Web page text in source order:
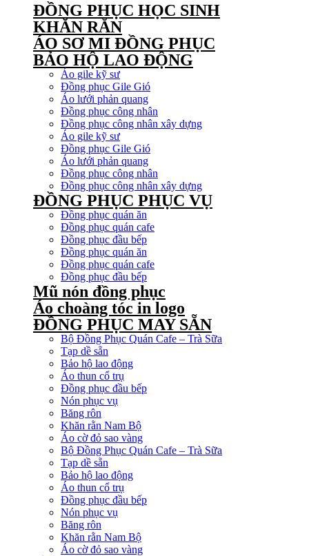
ĐỒNG PHỤC HỌC SINH
KHĂN RẰN
ÁO SƠ MI ĐỒNG PHỤC
BẢO HỘ LAO ĐỘNG
Áo gile kỹ sư
Đồng phục Gile Gió
Áo lưới phản quang
Đồng phục công nhân
Đồng phục công nhân xây dựng
Áo gile kỹ sư
Đồng phục Gile Gió
Áo lưới phản quang
Đồng phục công nhân
Đồng phục công nhân xây dựng
ĐỒNG PHỤC PHỤC VỤ
Đồng phục quán ăn
Đồng phục quán cafe
Đồng phục đầu bếp
Đồng phục quán ăn
Đồng phục quán cafe
Đồng phục đầu bếp
Mũ nón đồng phục
Áo choàng tóc in logo
ĐỒNG PHỤC MAY SẴN
Bộ Đồng Phục Quán Cafe – Trà Sữa
Tạp dề sẵn
Bảo hộ lao động
Áo thun cổ trụ
Đồng phục đầu bếp
Nón phục vụ
Băng rôn
Khăn rằn Nam Bộ
Áo cờ đỏ sao vàng
Bộ Đồng Phục Quán Cafe – Trà Sữa
Tạp dề sẵn
Bảo hộ lao động
Áo thun cổ trụ
Đồng phục đầu bếp
Nón phục vụ
Băng rôn
Khăn rằn Nam Bộ
Áo cờ đỏ sao vàng